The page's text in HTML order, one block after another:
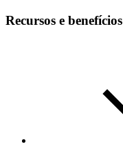
Recursos e benefícios